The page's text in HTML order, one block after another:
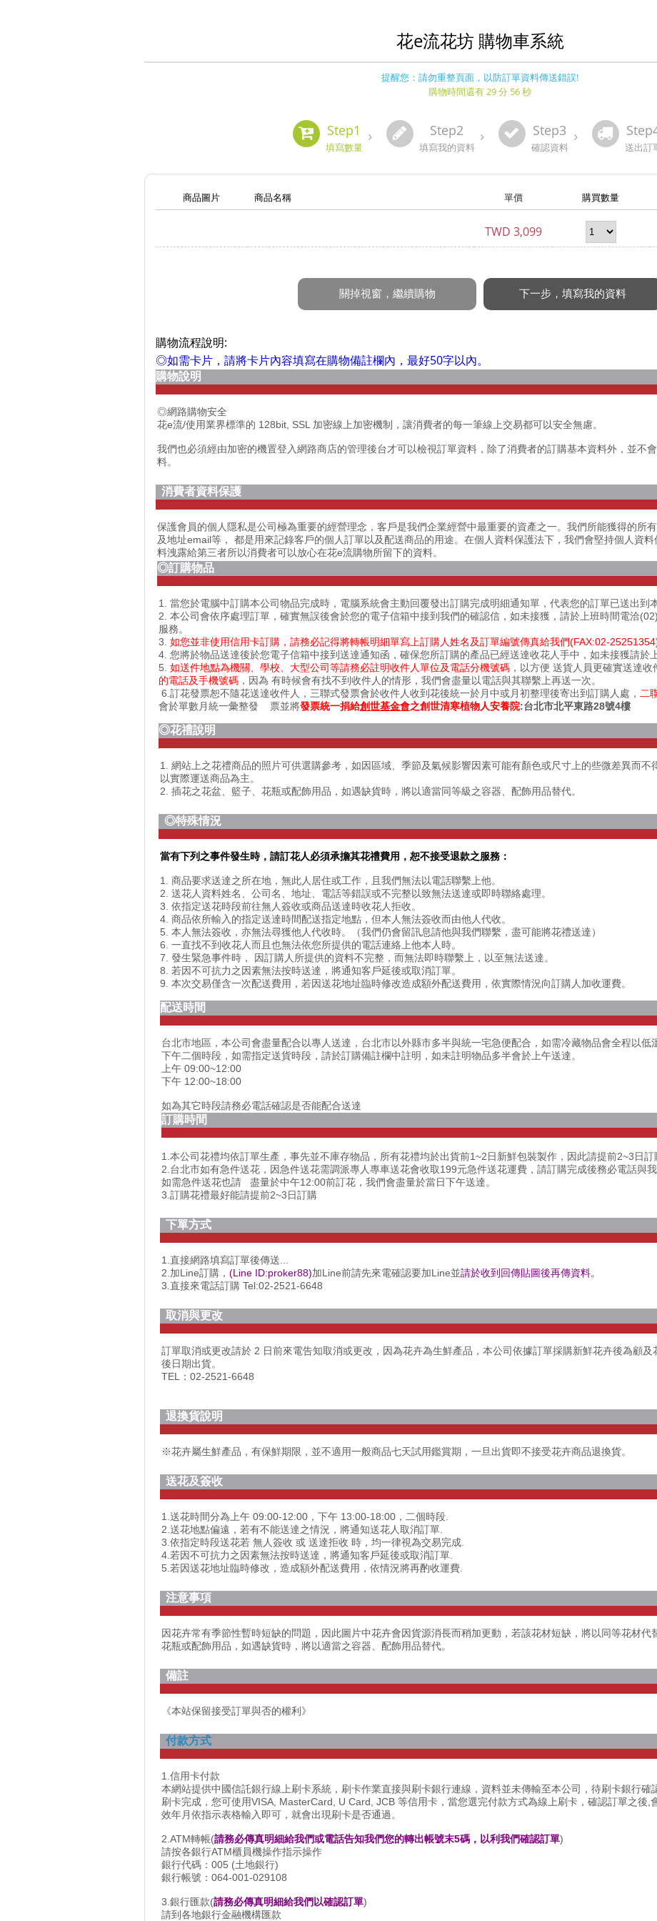
花e流花坊 購物車系統
提醒您：請勿重整頁面，以防訂單資料傳送錯誤!
購物時間還有 29 分 55 秒
Step1
填寫數量
Step2
填寫我的資料
Step3
確認資料 送出訂
商品圖片 商品名稱 單價 購買數量
TWD 3,099
購物流程說明:
◎如需卡片，請將卡片內容填寫在購物備註欄內，最好50字以內。
購物說明
◎網路購物安全
花e流/使用業界標準的 128bit, SSL 加密線上加密機制，讓消費者的每一筆線上交易都可以安全無慮。
我們也必須經由加密的機置登入網路商店的管理後台才可以檢視訂單資料，除了消費者的訂購基本資料外，並不
料。
消費者資料保護
保護會員的個人隱私是公司極為重要的經營理念，客戶是我們企業經營中最重要的資產之一。我們所能獲得的所
及地址email等， 都是用來記錄客戶的個人訂單以及配送商品的用途。在個人資料保護法下，我們會堅持個人資
料洩露給第三者所以消費者可以放心在花e流購物所留下的資料。
◎訂購物品
1. 當您於電腦中訂購本公司物品完成時，電腦系統會主動回覆發出訂購完成明細通知單，代表您的訂單已送出到
2. 本公司會依序處理訂單，確實無誤後會於您的電子信箱中接到我們的確認信，如未接獲，請於上班時間電洽
服務。
3. 如您並非使用信用卡訂購，請務必記得將轉帳明細單寫上訂購人姓名及訂單編號傳真給我們(FAX:02-
4. 您將於物品送達後於您電子信箱中接到送達通知函，確保您所訂購的產品已經送達收花人手中，如未接獲請於
5. 如送件地點為機關、學校、大型公司等請務必註明收件人單位及電話分機號碼 ，以方便 送貨人員更確實送達收
的電話及手機號碼 ，因為 有時候會有找不到收件人的情形，我們會盡量以電話與其聯繫上再送一次。
6.訂花發票恕不隨花送達收件人，三聯式發票會於收件人收到花後統一於月中或月初整理後寄出到訂購人處， 二
會於單數月統一彙整發 票並將發票統一捐給創世基金會之創世清寒植物人安養院:台北市北平東路28號4樓
◎花禮說明
1. 網站上之花禮商品的照片可供選購參考，如因區域、季節及氣候影響因素可能有顏色或尺寸上的些微差異而不
以實際運送商品為主。
2. 插花之花盆、籃子、花瓶或配飾用品，如遇缺貨時，將以適當同等級之容器、配飾用品替代。
◎特殊情況
當有下列之事件發生時，請訂花人必須承擔其花禮費用，恕不接受退款之服務：
1. 商品要求送達之所在地，無此人居住或工作，且我們無法以電話聯繫上他。
2. 送花人資料姓名、公司名、地址、電話等錯誤或不完整以致無法送達或即時聯絡處理。
3. 依指定送花時段前往無人簽收或商品送達時收花人拒收。
4. 商品依所輸入的指定送達時間配送指定地點，但本人無法簽收而由他人代收。
5. 本人無法簽收，亦無法尋獲他人代收時。（我們仍會留訊息請他與我們聯繫，盡可能將花禮送達）
6. 一直找不到收花人而且也無法依您所提供的電話連絡上他本人時。
7. 發生緊急事件時， 因訂購人所提供的資料不完整，而無法即時聯繫上，以至無法送達。
8. 若因不可抗力之因素無法按時送達，將通知客戶延後或取消訂單。
9. 本次交易僅含一次配送費用，若因送花地址臨時修改造成額外配送費用，依實際情況向訂購人加收運費。
配送時間
台北市地區，本公司會盡量配合以專人送達，台北市以外縣市多半與統一宅急便配合，如需冷藏物品會全程以低
下午二個時段，如需指定送貨時段，請於訂購備註欄中註明，如未註明物品多半會於上午送達。
上午 09:00~12:00
下午 12:00~18:00
如為其它時段請務必電話確認是否能配合送達
訂購時間
1.本公司花禮均依訂單生產，事先並不庫存物品，所有花禮均於出貨前1~2日新鮮包裝製作，因此請提前2~3日訂
2.台北市如有急件送花，因急件送花需調派專人專車送花會收取199元急件送花運費，請訂購完成後務必電話與
如需急件送花也請 盡量於中午12:00前訂花，我們會盡量於當日下午送達。
3.訂購花禮最好能請提前2~3日訂購
下單方式
1.直接網路填寫訂單後傳送...
2.加Line訂購， (Line ID:proker88)加Line前請先來電確認要加Line並請於收到回傳貼圖後再傳資料。
3.直接來電話訂購 Tel:02-2521-6648
取消與更改
訂單取消或更改請於 2 日前來電告知取消或更改，因為花卉為生鮮產品，本公司依據訂單採購新鮮花卉後為顧
後日期出貨。
TEL：02-2521-6648
退換貨說明
※花卉屬生鮮產品，有保鮮期限，並不適用一般商品七天試用鑑賞期，一旦出貨即不接受花卉商品退換貨。
送花及簽收
1.送花時間分為上午 09:00-12:00，下午 13:00-18:00，二個時段.
2.送花地點偏遠，若有不能送達之情況，將通知送花人取消訂單.
3.依指定時段送花若 無人簽收 或 送達拒收 時，均一律視為交易完成.
4.若因不可抗力之因素無法按時送達，將通知客戶延後或取消訂單.
5.若因送花地址臨時修改，造成額外配送費用，依情況將再酌收運費.
注意事項
因花卉常有季節性暫時短缺的問題，因此圖片中花卉會因貨源消長而稍加更動，若該花材短缺，將以同等花材代
花瓶或配飾用品，如遇缺貨時，將以適當之容器、配飾用品替代。
備註
《本站保留接受訂單與否的權利》
付款方式
1.信用卡付款
本網站提供中國信託銀行線上刷卡系統，刷卡作業直接與刷卡銀行連線，資料並未傳輸至本公司，待刷卡銀行確
刷卡完成，您可使用VISA, MasterCard, U Card, JCB 等信用卡，當您選完付款方式為線上刷卡，確認訂單之後,
效年月依指示表格輸入即可，就會出現刷卡是否通過。
2.ATM轉帳(請務必傳真明細給我們或電話告知我們您的轉出帳號末5碼，以利我們確認訂單)
請按各銀行ATM櫃員機操作指示操作
銀行代碼：005 (土地銀行)
銀行帳號：064-001-029108
3.銀行匯款(請務必傳真明細給我們以確認訂單)
請到各地銀行金融機構匯款